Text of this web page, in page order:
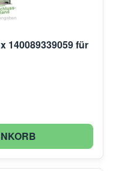
140089339059 für